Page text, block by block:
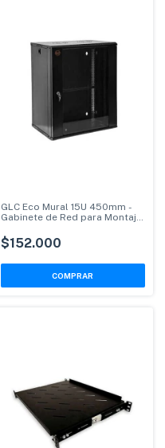
GLC Eco Mural 15U 450mm -
Gabinete de Red para Montaje
$152.000